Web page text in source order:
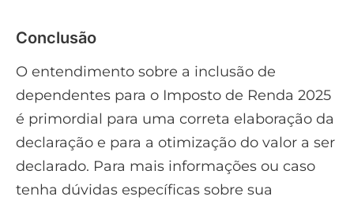
Conclusão
O entendimento sobre a inclusão de
dependentes para o Imposto de Renda 2025
é primordial para uma correta elaboração da
declaração e para a otimização do valor a ser
declarado. Para mais informações ou caso
tenha dúvidas específicas sobre sua